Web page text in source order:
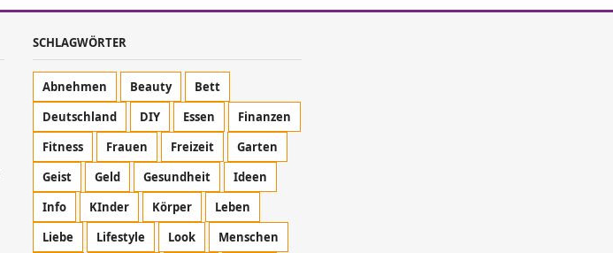
SCHLAGWÖRTER
Abnehmen Beauty
Bett
Deutschland
DIY Essen
Finanzen
Fitness
Frauen Freizeit
Garten
Geist
Geld Gesundheit
Ideen
Info
KInder Körper
Leben
Liebe
Lifestyle Look Menschen